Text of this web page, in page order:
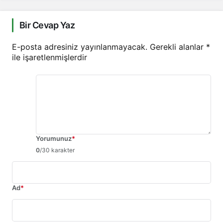
Bir Cevap Yaz
E-posta adresiniz yayınlanmayacak. Gerekli alanlar *
ile işaretlenmişlerdir
Yorumunuz*
0/30 karakter
Ad*